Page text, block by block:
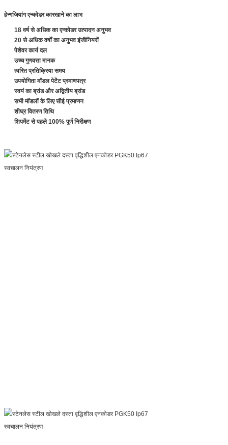
हेन्गजियांग एन्कोडर कारखाने का लाभ
18 वर्ष से अधिक का एन्कोडर उत्पादन अनुभव
20 से अधिक वर्षों का अनुभव इंजीनियरों
पेशेवर कार्य दल
उच्च गुणवत्ता मानक
त्वरित प्रतिक्रिया समय
उपयोगिता मॉडल पेटेंट प्रमाणपत्र
स्वयं का ब्रांड और अद्वितीय ब्रांड
सभी मॉडलों के लिए सीई प्रमाणन
शीघ्र वितरण तिथि
शिपमेंट से पहले 100% पूर्ण निरीक्षण